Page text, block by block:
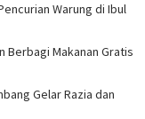
Warung di Ibul
Berbagi Makanan Gratis
Gelar Razia dan